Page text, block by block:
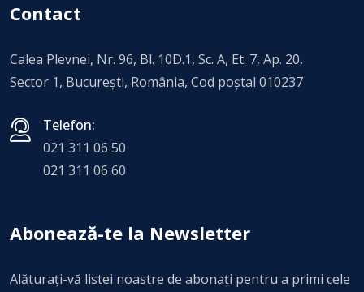
Contact
Calea Plevnei, Nr. 96, Bl. 10D.1, Sc. A, Et. 7, Ap. 20,
Sector 1, Bucureşti, România, Cod poștal 010237
Telefon:
021 311 06 50
021 311 06 60
Abonează-te la Newsletter
Alăturați-vă listei noastre de abonați pentru a primi cele